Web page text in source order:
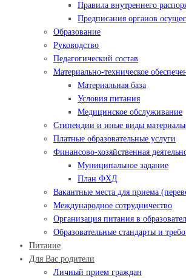
Правила внутреннего
Предписания органов
Образование
Руководство
Педагогический состав
Материально-техническое
Материальная база
Условия питания
Медицинское обслуживание
Стипендии и иные виды
Платные образовательные услуги
Финансово-хозяйственная
Муниципальное задание
План ФХД
Вакантные места для приема
Международное сотрудничество
Организация питания в
Образовательные стандарты и
Питание
Для Вас родители
Личный прием граждан